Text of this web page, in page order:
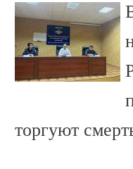
торгуют